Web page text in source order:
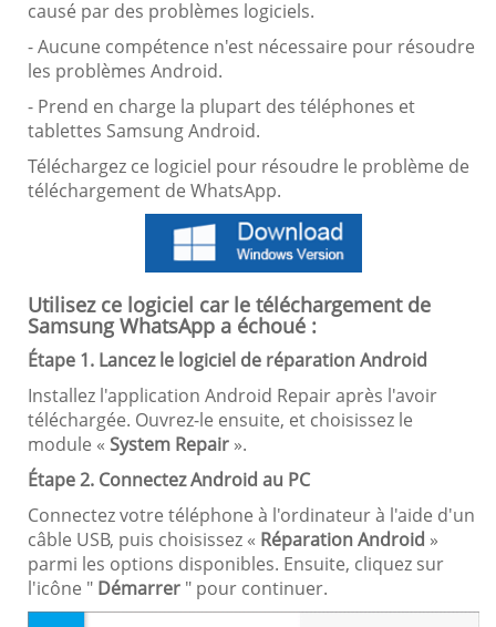
causé par des problèmes logiciels.
- Aucune compétence n'est nécessaire pour résoudre
les problèmes Android.
- Prend en charge la plupart des téléphones et
tablettes Samsung Android.
Téléchargez ce logiciel pour résoudre le problème de
téléchargement de WhatsApp.
Utilisez ce logiciel car le téléchargement de
Samsung WhatsApp a échoué :
Étape 1. Lancez le logiciel de réparation Android
Installez l'application Android Repair après l'avoir
téléchargée. Ouvrez-le ensuite, et choisissez le
module « System Repair ».
Étape 2. Connectez Android au PC
Connectez votre téléphone à l'ordinateur à l'aide d'un
câble USB, puis choisissez « Réparation Android »
parmi les options disponibles. Ensuite, cliquez sur
l'icône " Démarrer " pour continuer.